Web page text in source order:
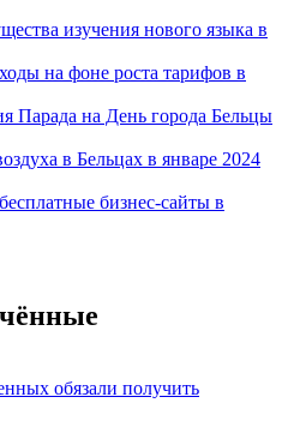
изучения нового языка в
на фоне роста тарифов в
Парада на День города Бельцы
в Бельцах в январе 2024
бизнес-сайты в
обязали получить